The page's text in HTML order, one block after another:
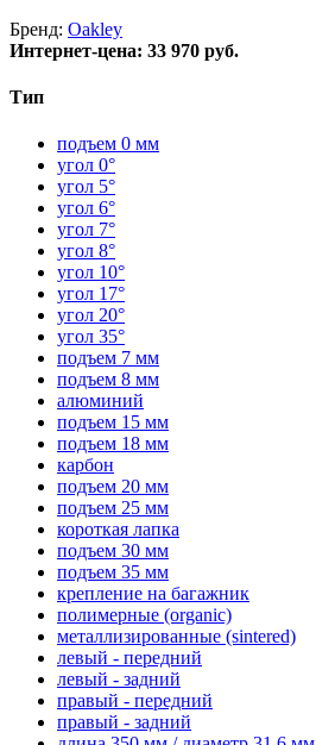
Бренд: Oakley
Интернет-цена: 33 970 руб.
Тип
подъем 0 мм
угол 0°
угол 5°
угол 6°
угол 7°
угол 8°
угол 10°
угол 17°
угол 20°
угол 35°
подъем 7 мм
подъем 8 мм
алюминий
подъем 15 мм
подъем 18 мм
карбон
подъем 20 мм
подъем 25 мм
короткая лапка
подъем 30 мм
подъем 35 мм
крепление на багажник
полимерные (organic)
металлизированные (sintered)
левый - передний
левый - задний
правый - передний
правый - задний